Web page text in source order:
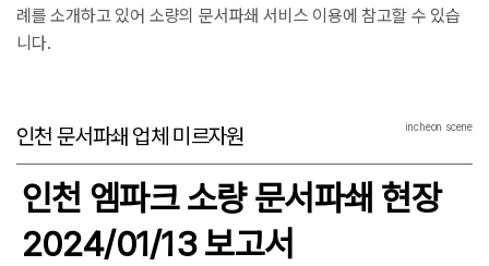
례를 소개하고 있어 소량의 문서파쇄 서비스 이용에 참고할 수 있습
니다.
인천 문서파쇄 업체 미르자원 incheon scene
인천 엠파크 소량 문서파쇄 현장
2024/01/13 보고서